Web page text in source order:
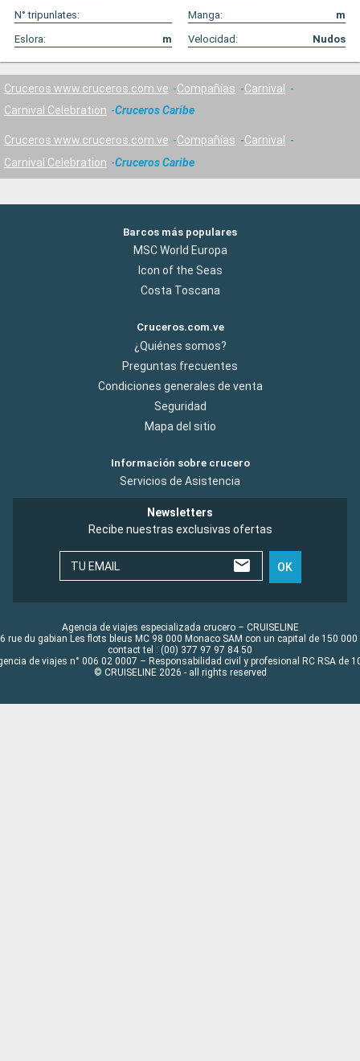
N° tripunlates:
Manga:
m
Eslora:
m Velocidad: Nudos
Cruceros www.cruceros.com.ve Compañías
Carnival
Carnival Celebration
Cruceros Caribe
Cruceros www.cruceros.com.ve Compañías
Carnival
Carnival Celebration
Cruceros Caribe
Barcos más populares
MSC World Europa
Icon of the Seas
Costa Toscana
Cruceros.com.ve
¿Quiénes somos?
Preguntas frecuentes
Condiciones generales de venta
Seguridad
Mapa del sitio
Información sobre crucero
Servicios de Asistencia
Newsletters
Recibe nuestras exclusivas ofertas
TU EMAIL OK
Agencia de viajes especializada crucero – CRUISELINE
rue du gabian Les flots bleus MC 98 000 Monaco SAM con un capital de 150 000
contact tel : (00) 377 97 97 84 50
de viajes n° 006 02 0007 – Responsabilidad civil y profesional RC RSA de
© CRUISELINE 2026 - all rights reserved